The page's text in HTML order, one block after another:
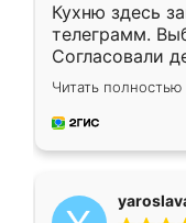
Кухню здесь
телеграмм.
Согласовали
недели кухня
довольны
мебель за
Читать полностью